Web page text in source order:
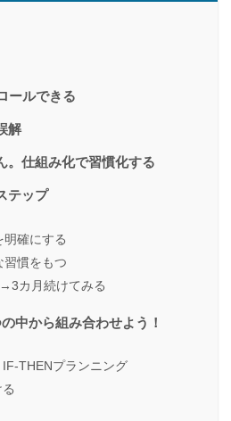
ールできる
解
。仕組み化で習慣化する
テップ
明確にする
習慣をもつ
カ月続けてみる
中から組み合わせよう！
THENプランニング